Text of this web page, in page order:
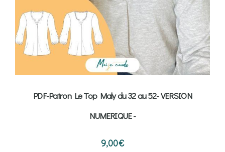
PDF-Patron Le Top Maly du 32 au 52- VERSION
NUMERIQUE -
9,00€